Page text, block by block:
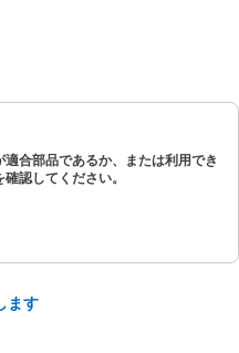
合部品であるか、または利用でき
認してください。
ます